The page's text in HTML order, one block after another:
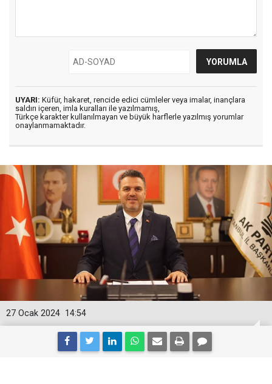
UYARI: Küfür, hakaret, rencide edici cümleler veya imalar, inançlara
saldırı içeren, imla kuralları ile yazılmamış,
Türkçe karakter kullanılmayan ve büyük harflerle yazılmış yorumlar
onaylanmamaktadır.
14:54
27 Ocak 2024